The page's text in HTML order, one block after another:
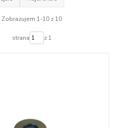
Zobrazujem 1-10 z 10
strana z 1